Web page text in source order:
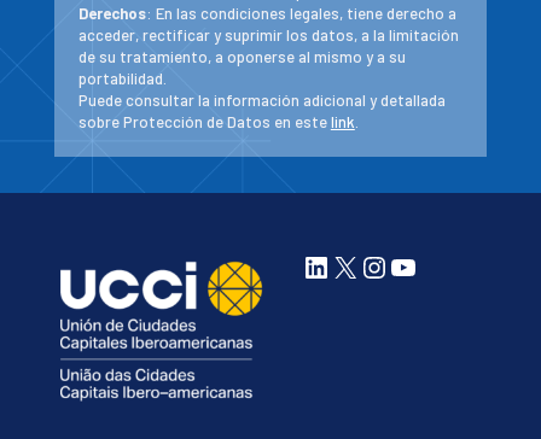
Derechos: En las condiciones legales, tiene derecho a
acceder, rectificar y suprimir los datos, a la limitación
de su tratamiento, a oponerse al mismo y a su
portabilidad.
Puede consultar la información adicional y detallada
sobre Protección de Datos en estelink
LinkedIn
X Instagram
YouTube